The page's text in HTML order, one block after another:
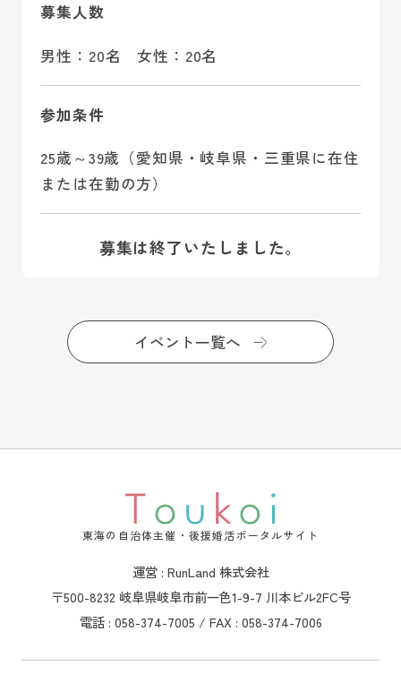
募集人数
男性：20名 女性：20名
参加条件
25歳～39歳（愛知県・岐阜県・三重県に在住
または在勤の方）
募集は終了いたしました。
イベント一覧へ
東海の自治体主催・後援婚活ポータルサイト
運営 : RunLand 株式会社
〒500-8232 岐阜県岐阜市前一色1-9-7 川本ビル2FC号
電話 : 058-374-7005 / FAX : 058-374-7006